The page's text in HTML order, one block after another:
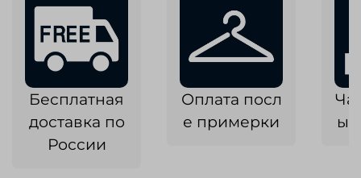
Бесплатная
доставка по
России
Оплата посл
е примерки